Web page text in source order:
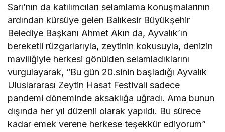
Sarı’nın da katılımcıları selamlama konuşmalarının
ardından kürsüye gelen Balıkesir Büyükşehir
Belediye Başkanı Ahmet Akın da, Ayvalık’ın
bereketli rüzgarlarıyla, zeytinin kokusuyla, denizin
maviliğiyle herkesi gönülden selamladıklarını
vurgulayarak, “Bu gün 20.sinin başladığı Ayvalık
Uluslararası Zeytin Hasat Festivali sadece
pandemi döneminde aksaklığa uğradı. Ama bunun
dışında her yıl düzenli olarak yapıldı. Bu sürece
kadar emek verene herkese teşekkür ediyorum”